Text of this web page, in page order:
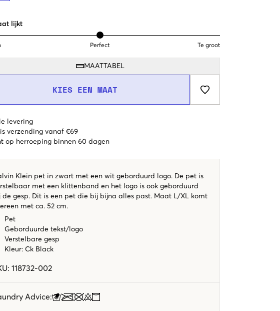
lijkt
Perfect Te groot
MAATTABEL
KIES EEN MAAT
levering
verzending vanaf €69
op herroeping binnen 60 dagen
Klein pet in zwart met een wit geborduurd logo. De pet is
met een klittenband en het logo is ook geborduurd
de gesp. Dit is een pet die bij bijna alles past. Maat L/XL komt
met ca. 52 cm.
Pet
Geborduurde tekst/logo
Verstelbare gesp
Kleur: Ck Black
: 118732-002
Advice: